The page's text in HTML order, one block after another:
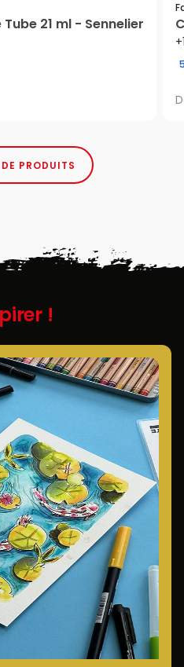
21 ml - Sennelier
PRODUITS
!